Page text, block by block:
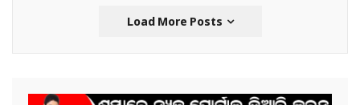
Load More Posts